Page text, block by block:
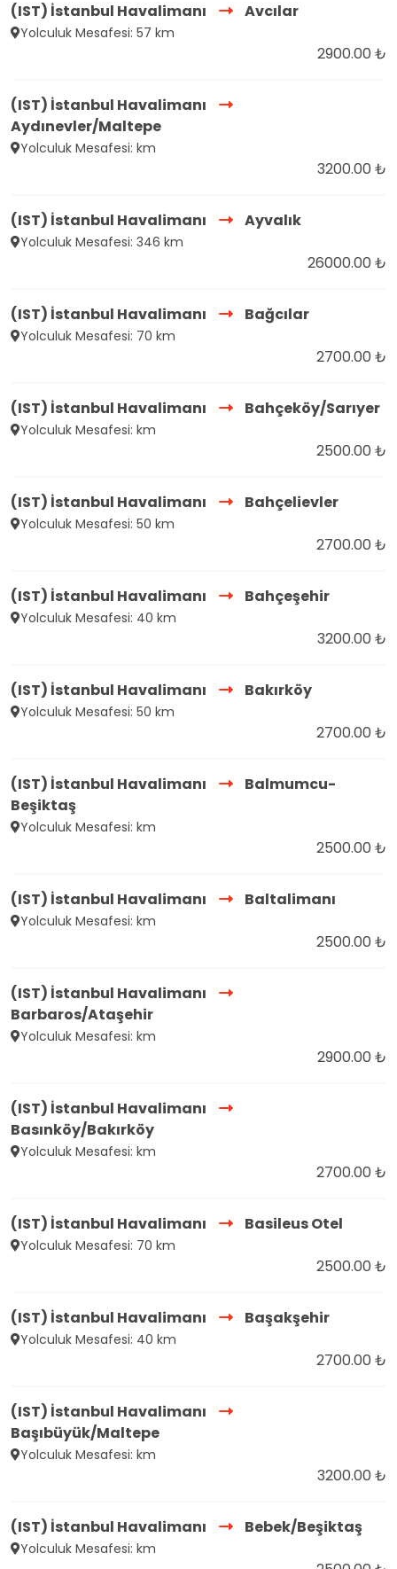
(IST) İstanbul Havalimanı Avcılar
Yolculuk Mesafesi: 57 km
2900.00 ₺
(IST) İstanbul Havalimanı
Aydınevler/Maltepe
Yolculuk Mesafesi: km
3200.00 ₺
(IST) İstanbul Havalimanı Ayvalık
Yolculuk Mesafesi: 346 km
26000.00 ₺
(IST) İstanbul Havalimanı Bağcılar
Yolculuk Mesafesi: 70 km
2700.00 ₺
(IST) İstanbul Havalimanı Bahçeköy/Sarıyer
Yolculuk Mesafesi: km
2500.00 ₺
(IST) İstanbul Havalimanı Bahçelievler
Yolculuk Mesafesi: 50 km
2700.00 ₺
(IST) İstanbul Havalimanı Bahçeşehir
Yolculuk Mesafesi: 40 km
3200.00 ₺
(IST) İstanbul Havalimanı Bakırköy
Yolculuk Mesafesi: 50 km
2700.00 ₺
(IST) İstanbul Havalimanı
Balmumcu-
Beşiktaş
Yolculuk Mesafesi: km
2500.00 ₺
(IST) İstanbul Havalimanı Baltalimanı
Yolculuk Mesafesi: km
2500.00 ₺
(IST) İstanbul Havalimanı
Barbaros/Ataşehir
Yolculuk Mesafesi: km
2900.00 ₺
(IST) İstanbul Havalimanı
Basınköy/Bakırköy
Yolculuk Mesafesi: km
2700.00 ₺
(IST) İstanbul Havalimanı Basileus Otel
Yolculuk Mesafesi: 70 km
2500.00 ₺
(IST) İstanbul Havalimanı Başakşehir
Yolculuk Mesafesi: 40 km
2700.00 ₺
(IST) İstanbul Havalimanı
Başıbüyük/Maltepe
Yolculuk Mesafesi: km
3200.00 ₺
(IST) İstanbul Havalimanı Bebek/Beşiktaş
Yolculuk Mesafesi: km